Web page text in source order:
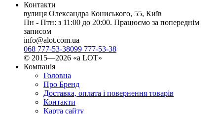
Контакти
вулиця Олександра Кониського, 55, Київ
Пн - Птн: з 11:00 до 20:00. Працюємо за попереднім
записом
info@alot.com.ua
068 777-53-38099 777-53-38
© 2015—2026 «а LOT»
Компанія
Головна
Про Бренд
Доставка, оплата і повернення товарів
Контакти
Карта сайту